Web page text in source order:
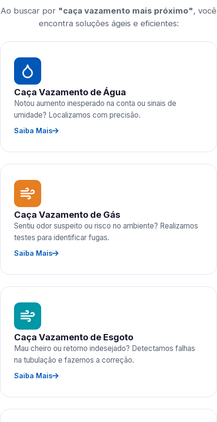
Ao buscar por "caça vazamento mais próximo", você
encontra soluções ágeis e eficientes:
Caça Vazamento de Água
Notou aumento inesperado na conta ou sinais de
umidade? Localizamos com precisão.
Saiba Mais
Caça Vazamento de Gás
Sentiu odor suspeito ou risco no ambiente? Realizamos
testes para identificar fugas.
Saiba Mais
Caça Vazamento de Esgoto
Mau cheiro ou retorno indesejado? Detectamos falhas
na tubulação e fazemos a correção.
Saiba Mais